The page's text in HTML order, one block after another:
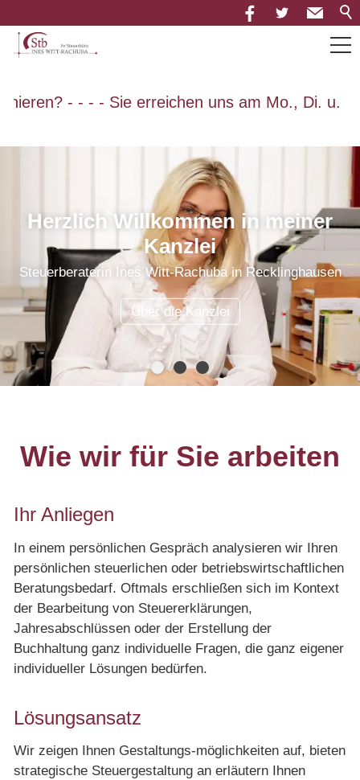
Über uns
Leistungen
Mandantenportal
Downloads
Online Rechner
Karriere
Kontakt
- - - - Sie erreichen uns am Mo., Di. u.
Herzlich Willkommen in meiner
Kanzlei
Steuerberaterin Ines Witt-Rachuba in Recklinghausen
Über die Kanzlei
Wie wir für Sie arbeiten
Ihr Anliegen
In einem persönlichen Gespräch analysieren wir Ihren
persönlichen steuerlichen oder betriebswirtschaftlichen
Beratungsbedarf. Oftmals erschließen sich im Kontext
der Bearbeitung von Steuererklärungen,
Jahresabschlüssen oder der Erstellung der
Buchhaltung ganz individuelle Fragen, die ganz eigener
individueller Lösungen bedürfen.
Lösungsansatz
Wir zeigen Ihnen Gestaltungs-möglichkeiten auf, bieten
strategische Steuergestaltung an erläutern Ihnen